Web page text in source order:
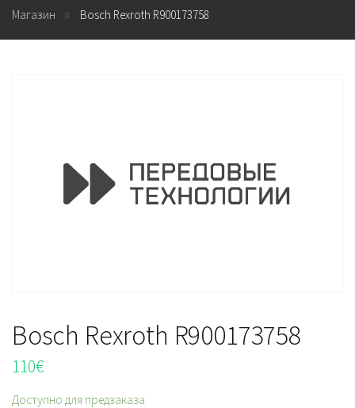
Магазин Bosch Rexroth R900173758
Bosch Rexroth R900173758
110€
Доступно для предзаказа